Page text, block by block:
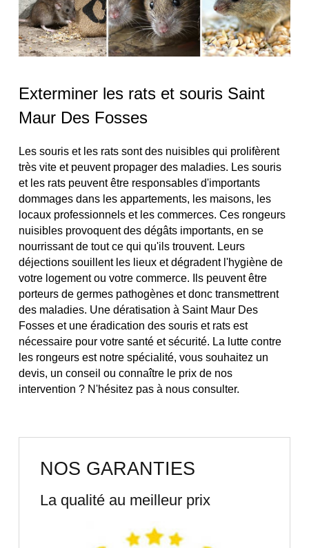
Exterminer les rats et souris Saint
Maur Des Fosses
Les souris et les rats sont des nuisibles qui prolifèrent
très vite et peuvent propager des maladies. Les souris
et les rats peuvent être responsables d'importants
dommages dans les appartements, les maisons, les
locaux professionnels et les commerces. Ces rongeurs
nuisibles provoquent des dégâts importants, en se
nourrissant de tout ce qui qu'ils trouvent. Leurs
déjections souillent les lieux et dégradent l'hygiène de
votre logement ou votre commerce. Ils peuvent être
porteurs de germes pathogènes et donc transmettrent
des maladies. Une dératisation à Saint Maur Des
Fosses et une éradication des souris et rats est
nécessaire pour votre santé et sécurité. La lutte contre
les rongeurs est notre spécialité, vous souhaitez un
devis, un conseil ou connaître le prix de nos
intervention ? N'hésitez pas à nous consulter.
NOS GARANTIES
La qualité au meilleur prix